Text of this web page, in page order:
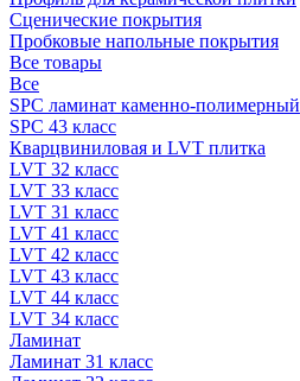
Сценические покрытия
Пробковые напольные покрытия
Все товары
Все
SPC ламинат каменно-полимерный
SPC 43 класс
Кварцвиниловая и LVT плитка
LVT 32 класс
LVT 33 класс
LVT 31 класс
LVT 41 класс
LVT 42 класс
LVT 43 класс
LVT 44 класс
LVT 34 класс
Ламинат
Ламинат 31 класс